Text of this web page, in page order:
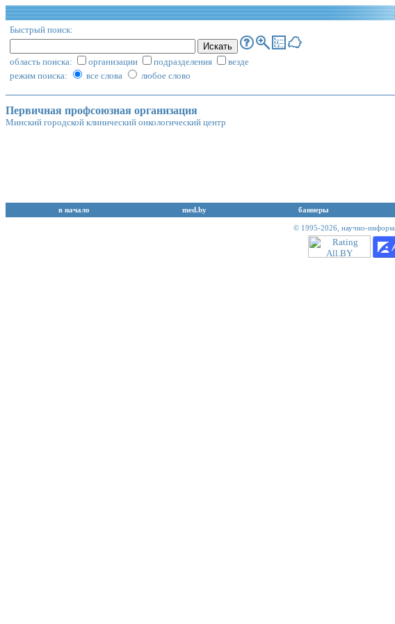
Быстрый поиск:
область поиска: организации подразделения
везде
режим поиска:
все слова любое слово
Первичная профсоюзная организация
Минский городской клинический онкологический центр
в начало med.by баннеры
© 1995-2026, научно-